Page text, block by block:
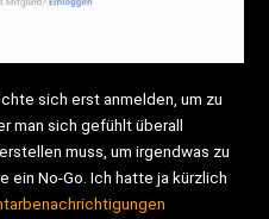
sich erst anmelden, um zu
man sich gefühlt überall
muss, um irgendwas zu
ein No-Go. Ich hatte ja kürzlich